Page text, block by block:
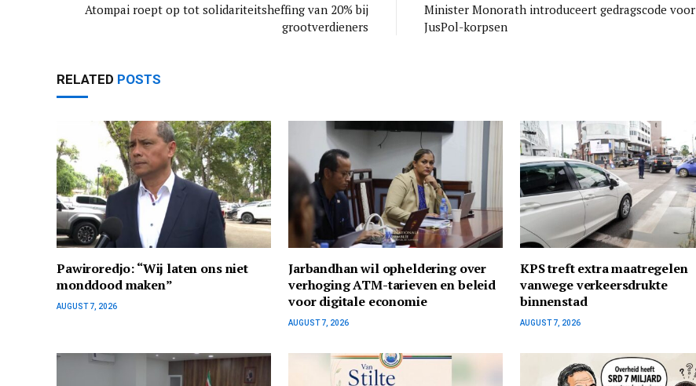
Atompai roept op tot solidariteitsheffing van 20% bij
grootverdieners
Minister Monorath introduceert gedragscode voor
JusPol-korpsen
RELATED POSTS
Pawiroredjo: “Wij laten ons niet
monddood maken”
AUGUST 7, 2026
Jarbandhan wil opheldering over
verhoging ATM-tarieven en beleid
voor digitale economie
AUGUST 7, 2026
KPS treft extra maatregelen
vanwege verkeersdrukte
binnenstad
AUGUST 7, 2026